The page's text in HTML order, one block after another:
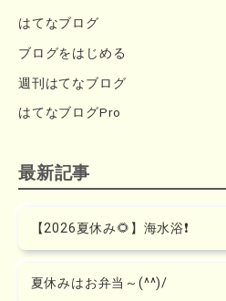
はてなブログ
ブログをはじめる
週刊はてなブログ
はてなブログPro
最新記事
【2026夏休み🌻】海水浴❗️
夏休みはお弁当～(^^)/